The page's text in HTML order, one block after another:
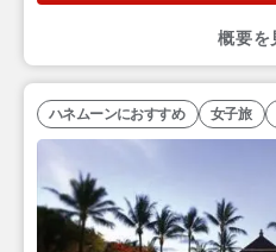
概要を
ハネムーンにおすすめ 女子旅